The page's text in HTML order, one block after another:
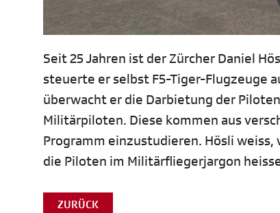
Seit 25 Jahren ist der Zürcher Daniel
steuerte er selbst F5-Tiger-Flugzeuge
überwacht er die Darbietung der
Militärpiloten. Diese kommen aus
Programm einzustudieren. Hösli
die Piloten im Militärfliegerjargon
ZURÜCK